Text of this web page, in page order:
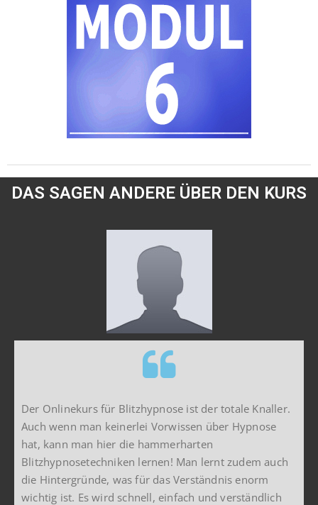
DAS SAGEN ANDERE ÜBER DEN KURS
Der Onlinekurs für Blitzhypnose ist der totale Knaller.
Auch wenn man keinerlei Vorwissen über Hypnose
hat, kann man hier die hammerharten
Blitzhypnosetechniken lernen! Man lernt zudem auch
die Hintergründe, was für das Verständnis enorm
wichtig ist. Es wird schnell, einfach und verständlich